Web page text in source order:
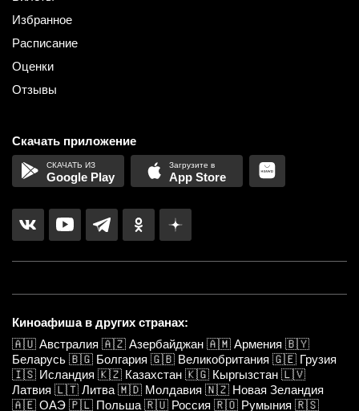
Избранное
Расписание
Оценки
Отзывы
Скачать приложение
Google Play App Store
Киноафиша в других странах:
🇦🇺 Австралия 🇦🇿 Азербайджан 🇦🇲 Армения 🇧🇾
Беларусь 🇧🇬 Болгария 🇬🇧 Великобритания 🇬🇪 Грузия
🇮🇸 Исландия 🇰🇿 Казахстан 🇰🇬 Кыргызстан 🇱🇻
Латвия 🇱🇹 Литва 🇲🇩 Молдавия 🇳🇿 Новая Зеландия
🇦🇪 ОАЭ 🇵🇱 Польша 🇷🇺 Россия 🇷🇴 Румыния 🇷🇸